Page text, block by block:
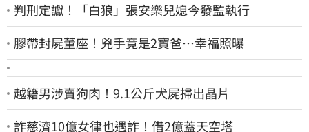
判刑定讞！「白狼」張安樂兒媳今發監執行
膠帶封屍董座！兇手竟是2寶爸…幸福照曝
越籍男涉賣狗肉！9.1公斤犬屍掃出晶片
詐慈濟10億女律也遇詐！借2億蓋天空塔